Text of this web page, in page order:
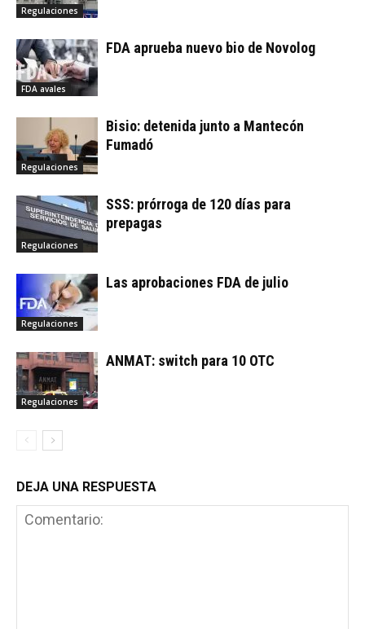
Regulaciones
FDA avales
FDA aprueba nuevo bio de Novolog
Regulaciones
Bisio: detenida junto a Mantecón
Fumadó
Regulaciones
SSS: prórroga de 120 días para
prepagas
Regulaciones
Las aprobaciones FDA de julio
Regulaciones
ANMAT: switch para 10 OTC
DEJA UNA RESPUESTA